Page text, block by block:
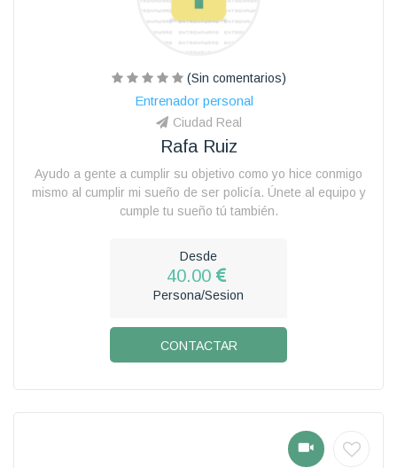
(Sin comentarios)
Entrenador personal
Ciudad Real
Rafa Ruiz
Ayudo a gente a cumplir su objetivo como yo hice conmigo
mismo al cumplir mi sueño de ser policía. Únete al equipo y
cumple tu sueño tú también.
Desde
40.00
Persona/Sesion
CONTACTAR